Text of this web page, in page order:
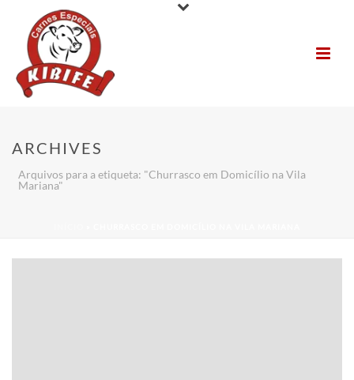
ARCHIVES
Arquivos para a etiqueta: "Churrasco em Domicílio na Vila
Mariana"